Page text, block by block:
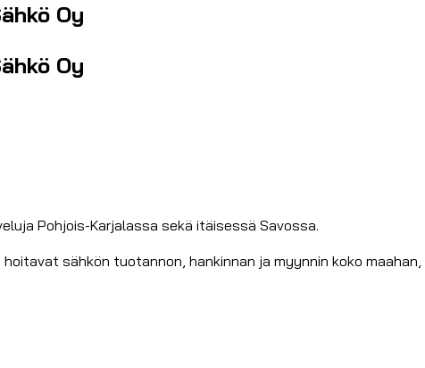
Oy
Oy
Pohjois-Karjalassa sekä itäisessä Savossa.
sähkön tuotannon, hankinnan ja myynnin koko